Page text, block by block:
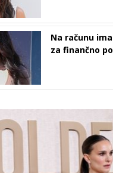
Na računu
za finančno